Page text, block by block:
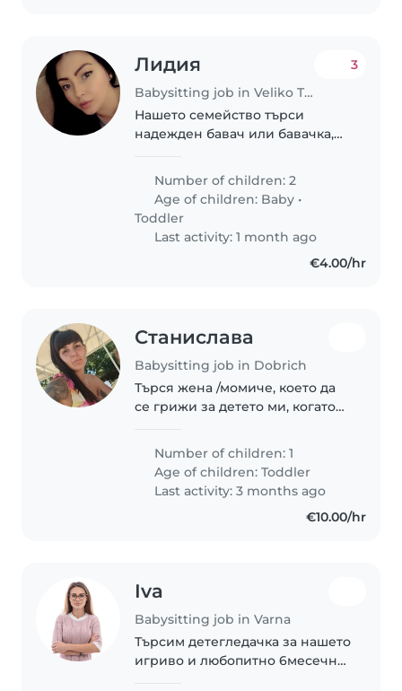
Лидия
Babysitting job in Veliko Tarnovo
3
Нашето семейство търси
надежден бавач или бавачка,
двете ни деца - едногодишно
бебе и тригодишно дете. Те са
много енергични,
любознателни и творчески...
Number of children: 2
Age of children: Baby •
Toddler
Last activity: 1 month ago
€4.00/hr
Станислава
Babysitting job in Dobrich
Търся жена /момиче, което да
се грижи за детето ми, когато
когато е болна
Number of children: 1
Age of children:Toddler
Last activity: 3 months ago
€10.00/hr
Iva
Babysitting job in Varna
Търсим детегледачка за нашето
игриво и любопитно 6месечно